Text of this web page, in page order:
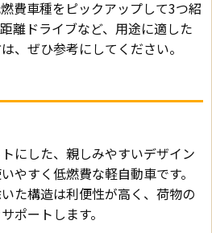
費車種をピックアップして3つ紹
離ドライブなど、用途に適した
、ぜひ参考にしてください。
にした、親しみやすいデザイン
やすく低燃費な軽自動車です。
た構造は利便性が高く、荷物の
ポートします。